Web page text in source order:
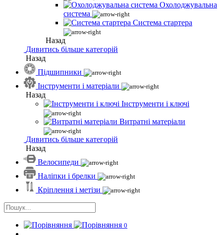
Охолоджувальна
система
Система стартера
Назад
Дивитись більше категорій
Назад
Підшипники
Інструменти і матеріали
Назад
Інструменти і ключі
Витратні матеріали
Дивитись більше категорій
Назад
Велосипеди
Наліпки і брелки
Кріплення і метізи
0